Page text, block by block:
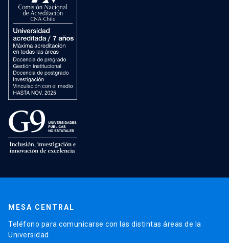
MESA CENTRAL
Teléfono para comunicarse con las distintas áreas de la
Universidad.